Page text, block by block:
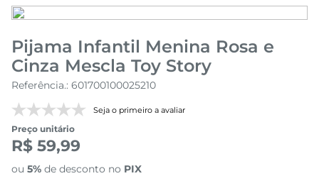
Pijama Infantil Menina Rosa e
Cinza Mescla Toy Story
Referência.: 601700100025210
Seja o primeiro a avaliar
Preço unitário
R$ 59,99
ou 5% de desconto no PIX